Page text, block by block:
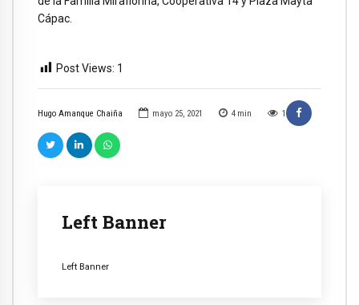
Hugo Amanque Chaiña mayo 25, 2021 4 min 1
Left Banner
Left Banner
Cápac.
Post Views: 1